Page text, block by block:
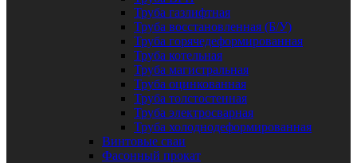
Труба газлифтная
Труба восстановленная (Б/У)
Труба горячедеформированная
Труба котельная
Труба магистральная
Труба оцинкованная
Труба толстостенная
Труба электросварная
Труба холоднодеформированная
Винтовые сваи
Фасонный прокат